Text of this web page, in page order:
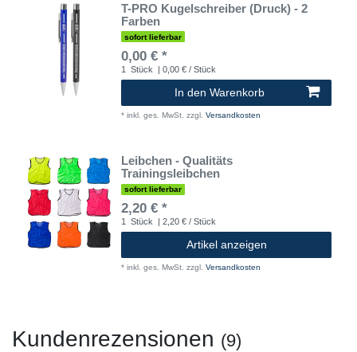
T-PRO Kugelschreiber (Druck) - 2
Farben
sofort lieferbar
0,00 € *
1 Stück | 0,00 € / Stück
In den Warenkorb
* inkl. ges. MwSt. zzgl. Versandkosten
Leibchen - Qualitäts
Trainingsleibchen
sofort lieferbar
2,20 € *
1 Stück | 2,20 € / Stück
Artikel anzeigen
* inkl. ges. MwSt. zzgl. Versandkosten
Kundenrezensionen (9)